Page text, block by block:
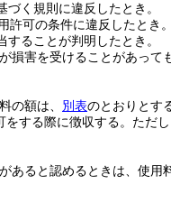
く規則に違反したとき。
許可の条件に違反したとき。
することが判明したとき。
損害を受けることがあって
の額は、 別表のとおりとす
をする際に徴収する。 ただ
あると認めるときは、使用